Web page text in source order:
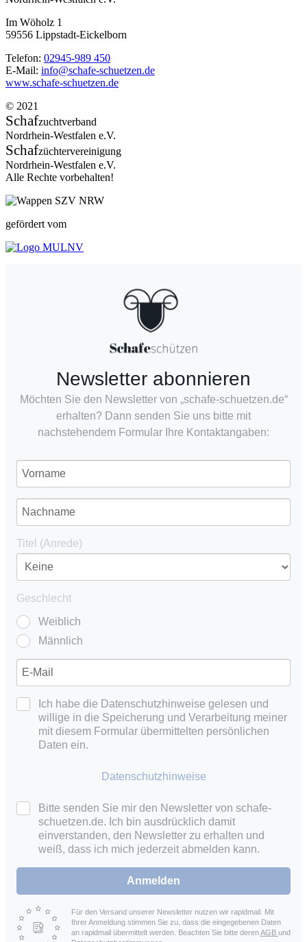
Im Wöholz 1
59556 Lippstadt-Eickelborn
Telefon: 02945-989 450
E-Mail: info@schafe-schuetzen.de
www.schafe-schuetzen.de
© 2021
Schafzuchtverband
Nordrhein-Westfalen e.V.
Schafzüchtervereinigung
Nordrhein-Westfalen e.V.
Alle Rechte vorbehalten!
gefördert vom
Newsletter abonnieren
Möchten Sie den Newsletter von „schafe-schuetzen.de“
erhalten? Dann senden Sie uns bitte mit
nachstehendem Formular Ihre Kontaktangaben:
Titel (Anrede)
Geschlecht
Weiblich
Männlich
Ich habe die Datenschutzhinweise gelesen und
willige in die Speicherung und Verarbeitung meiner
mit diesem Formular übermittelten persönlichen
Daten ein.
Datenschutzhinweise
Bitte senden Sie mir den Newsletter von schafe-
schuetzen.de. Ich bin ausdrücklich damit
einverstanden, den Newsletter zu erhalten und
weiß, dass ich mich jederzeit abmelden kann.
Anmelden
Für den Versand unserer Newsletter nutzen wir rapidmail. Mit
Ihrer Anmeldung stimmen Sie zu, dass die eingegebenen Daten
an rapidmail übermittelt werden. Beachten Sie bitte derenAGB und